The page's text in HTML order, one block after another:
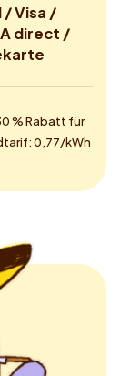
/ Visa /
direct /
% Rabatt für
0,77/kWh